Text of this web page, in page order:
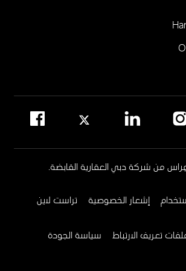
نخلة جميرا
إشعار الخصوصية تراست لاين
تعريف الارتباط سياسة الجودة